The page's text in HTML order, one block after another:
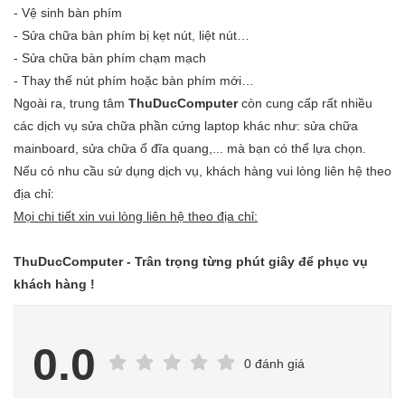
- Vệ sinh bàn phím
- Sửa chữa bàn phím bị kẹt nút, liệt nút…
- Sửa chữa bàn phím chạm mạch
- Thay thế nút phím hoặc bàn phím mới…
Ngoài ra, trung tâm ThuDucComputercòn cung cấp rất nhiều
các dịch vụ sửa chữa phần cứng laptop khác như: sửa chữa
mainboard, sửa chữa ổ đĩa quang,... mà bạn có thể lựa chọn.
Nếu có nhu cầu sử dụng dịch vụ, khách hàng vui lòng liên hệ theo
địa chỉ:
Mọi chi tiết xin vui lòng liên hệ theo địa chỉ:
ThuDucComputer- Trân trọng từng phút giây để phục vụ
khách hàng !
0.0 0 đánh giá